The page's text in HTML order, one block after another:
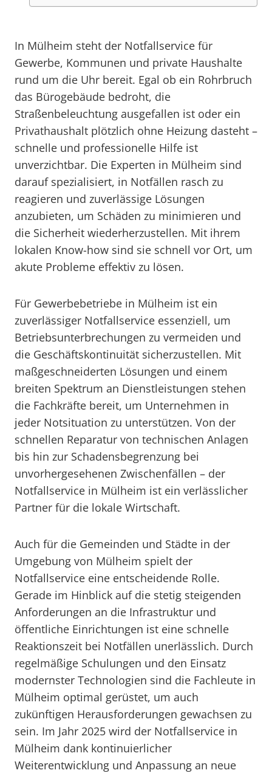
In Mülheim steht der Notfallservice für
Gewerbe, Kommunen und private Haushalte
rund um die Uhr bereit. Egal ob ein Rohrbruch
das Bürogebäude bedroht, die
Straßenbeleuchtung ausgefallen ist oder ein
Privathaushalt plötzlich ohne Heizung dasteht –
schnelle und professionelle Hilfe ist
unverzichtbar. Die Experten in Mülheim sind
darauf spezialisiert, in Notfällen rasch zu
reagieren und zuverlässige Lösungen
anzubieten, um Schäden zu minimieren und
die Sicherheit wiederherzustellen. Mit ihrem
lokalen Know-how sind sie schnell vor Ort, um
akute Probleme effektiv zu lösen.
Für Gewerbebetriebe in Mülheim ist ein
zuverlässiger Notfallservice essenziell, um
Betriebsunterbrechungen zu vermeiden und
die Geschäftskontinuität sicherzustellen. Mit
maßgeschneiderten Lösungen und einem
breiten Spektrum an Dienstleistungen stehen
die Fachkräfte bereit, um Unternehmen in
jeder Notsituation zu unterstützen. Von der
schnellen Reparatur von technischen Anlagen
bis hin zur Schadensbegrenzung bei
unvorhergesehenen Zwischenfällen – der
Notfallservice in Mülheim ist ein verlässlicher
Partner für die lokale Wirtschaft.
Auch für die Gemeinden und Städte in der
Umgebung von Mülheim spielt der
Notfallservice eine entscheidende Rolle.
Gerade im Hinblick auf die stetig steigenden
Anforderungen an die Infrastruktur und
öffentliche Einrichtungen ist eine schnelle
Reaktionszeit bei Notfällen unerlässlich. Durch
regelmäßige Schulungen und den Einsatz
modernster Technologien sind die Fachleute in
Mülheim optimal gerüstet, um auch
zukünftigen Herausforderungen gewachsen zu
sein. Im Jahr 2025 wird der Notfallservice in
Mülheim dank kontinuierlicher
Weiterentwicklung und Anpassung an neue